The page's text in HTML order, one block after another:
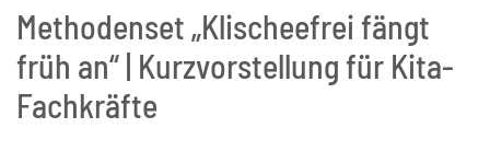
Methodenset „Klischeefrei fängt
früh an“ | Kurzvorstellung für Kita-
Fachkräfte